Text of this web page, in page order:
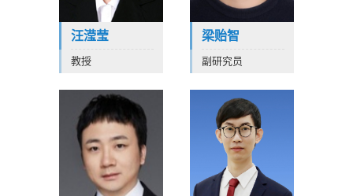
汪滢莹
教授
梁贻智
副研究员